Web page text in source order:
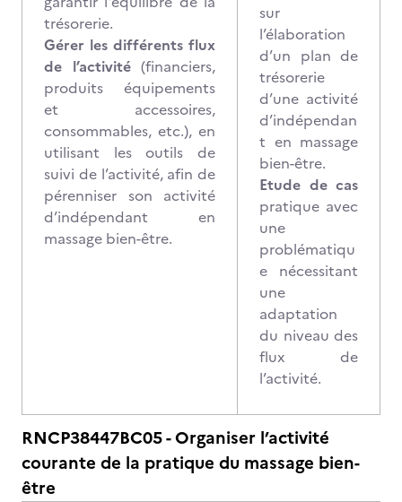
trésorerie.
Gérer les différents flux
de l’activité(financiers,
produits équipements
et accessoires,
consommables, etc.), en
utilisant les outils de
suivi de l’activité, afin de
pérenniser son activité
d’indépendant en
massage bien-être.
sur
l’élaboration
d’un plan de
trésorerie
d’une activité
d’indépendan
t en massage
bien-être.
Etude de cas
pratique avec
une
problématiqu
e nécessitant
une
adaptation
du niveau des
flux de
l’activité.
RNCP38447BC05 - Organiser l’activité
courante de la pratique du massage bien-
être